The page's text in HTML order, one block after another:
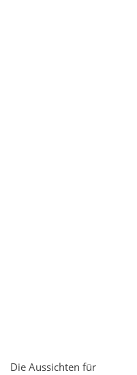
Die Aussichten für